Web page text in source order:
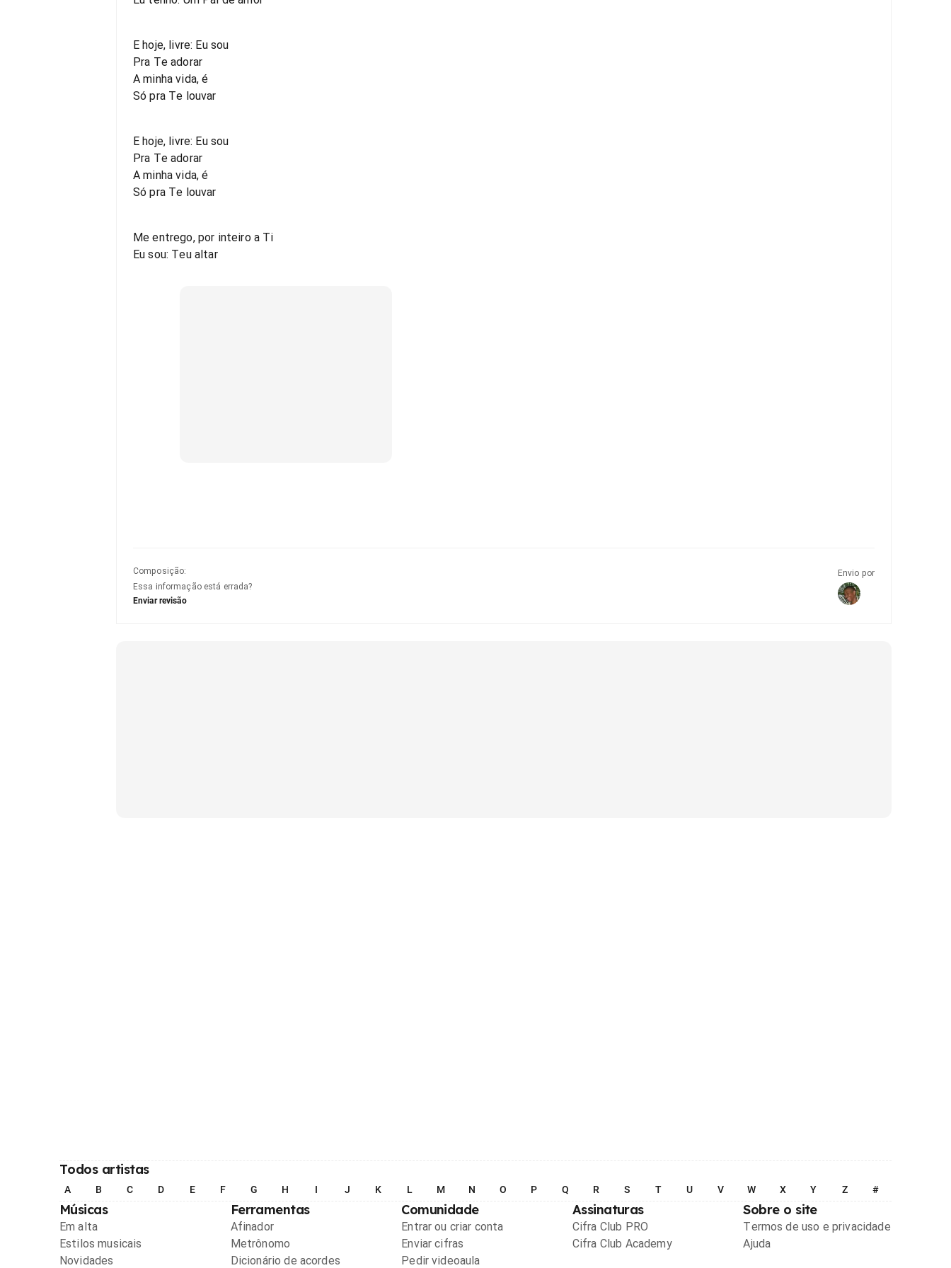
E hoje, livre: Eu sou
Pra Te adorar
A minha vida, é
Só pra Te louvar
E hoje, livre: Eu sou
Pra Te adorar
A minha vida, é
Só pra Te louvar
Me entrego, por inteiro a Ti
Eu sou: Teu altar
Composição:
Essa informação está errada?
Enviar revisão
Envio por
Todos artistas
A B C D E F G H I J K L M N O P Q R S T U V W X Y Z #
Músicas
Em alta
Estilos musicais
Novidades
Ferramentas
Afinador
Metrônomo
Dicionário de acordes
Comunidade
Entrar ou criar conta
Enviar cifras
Pedir videoaula
Assinaturas
Cifra Club PRO
Cifra Club Academy
Sobre o site
Termos de uso e privacidade
Ajuda